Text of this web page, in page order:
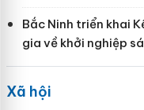
Bắc Ninh triển khai
gia về khởi nghiệp
Xã hội